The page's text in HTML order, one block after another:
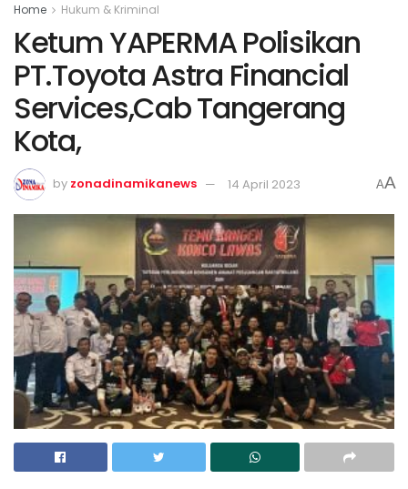
Home Hukum & Kriminal
Ketum YAPERMA Polisikan
PT.Toyota Astra Financial
Services,Cab Tangerang
Kota,
by zonadinamikanews 14 April 2023 AA